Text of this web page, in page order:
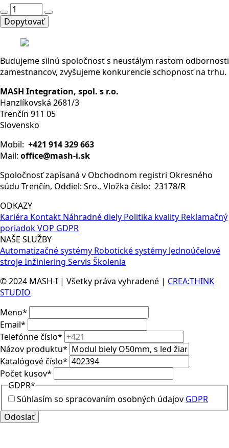
množstvo
Modul
biely
O50mm,
led
žiarovkov,
IKM5B,
EMAS
Dopytovať
Budujeme silnú spoločnosť s neustálym rastom odbornosti
zamestnancov, zvyšujeme konkurencie schopnosť na trhu.
MASH Integration, spol. s r.o.
Hanzlíkovská 2681/3
Trenčín 911 05
Slovensko
Mobil: +421 914 329 663
Mail: office@mash-i.sk
Spoločnosť zapísaná v Obchodnom registri Okresného
súdu Trenčín, Oddiel: Sro., Vložka číslo: 23178/R
ODKAZY
Kariéra Kontakt Náhradné diely Politika kvality Reklamačný
poriadokVOP GDPR
NAŠE SLUŽBY
Automatizačné systémy Robotické systémy Jednoúčelové
strojeInžiniering Servis Školenia
© 2024 MASH-I | Všetky práva vyhradené | CREA:THINK
STUDIO
Meno*
Email*
Telefónne číslo*
Názov produktu*
Katalógové číslo*
Počet kusov*
GDPR*
Súhlasím so spracovaním osobných údajov GDPR
Odoslať